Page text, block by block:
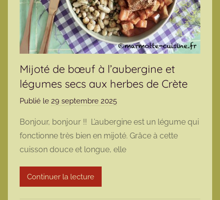
Mijoté de bœuf à l’aubergine et
légumes secs aux herbes de Crète
Publié le 29 septembre 2025
r
m
a
Bonjour, bonjour !! L’aubergine est un légume qui
fonctionne très bien en mijoté. Grâce à cette
cuisson douce et longue, elle
Continuer la lecture